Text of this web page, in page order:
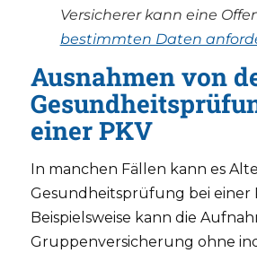
Versicherer kann eine
bestimmten Daten
Ausnahmen von
einer PKV
In manchen Fällen kann es
Gesundheitsprüfung bei einer
Beispielsweise kann die
Gruppenversicherung ohne